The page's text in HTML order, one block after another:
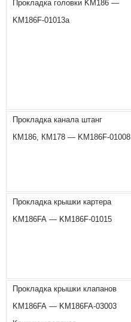
Прокладка головки KM186 —
KM186F-01013a
Прокладка канала штанг
КМ186, КМ178 — KM186F-01008
Прокладка крышки картера
KM186FA — KM186F-01015
Прокладка крышки клапанов
KM186FA — KM186FA-03003